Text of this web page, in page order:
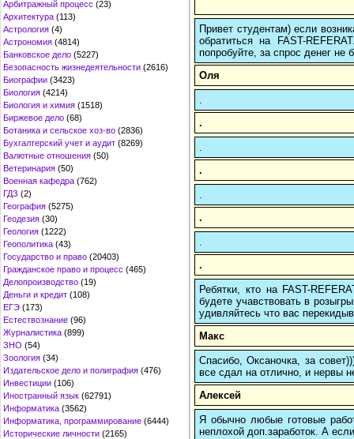
Арбитражный процесс (23)
Архитектура (113)
Астрология (4)
Астрономия (4814)
Банковское дело (5227)
Безопасность жизнедеятельности (2616)
Биографии (3423)
Биология (4214)
Биология и химия (1518)
Биржевое дело (68)
Ботаника и сельское хоз-во (2836)
Бухгалтерский учет и аудит (8269)
Валютные отношения (50)
Ветеринария (50)
Военная кафедра (762)
ГДЗ (2)
География (5275)
Геодезия (30)
Геология (1222)
Геополитика (43)
Государство и право (20403)
Гражданское право и процесс (465)
Делопроизводство (19)
Деньги и кредит (108)
ЕГЭ (173)
Естествознание (96)
Журналистика (899)
ЗНО (54)
Зоология (34)
Издательское дело и полиграфия (476)
Инвестиции (106)
Иностранный язык (62791)
Информатика (3562)
Информатика, программирование (6444)
Исторические личности (2165)
Привет студентам) если
обратиться на FAST-
попробуйте, за спрос денег не
Оля
.
.
.
.
Ребятки, кто на FAST-
будете учавствовать в
удивляйтесь что вас
Макс
Спасибо, Оксаночка, за
все сдал на отлично, и нервы
Алексей
Я обычно любые готовые
неплохой доп.заработок. А